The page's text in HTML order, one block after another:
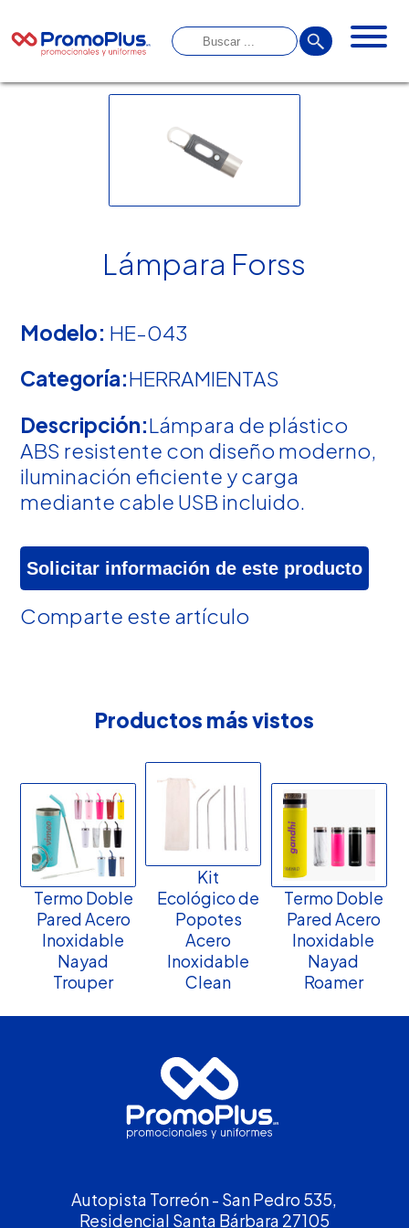
Lámpara Forss
Modelo: HE-043
Categoría:HERRAMIENTAS
Descripción:Lámpara de plástico
ABS resistente con diseño moderno,
iluminación eficiente y carga
mediante cable USB incluido.
Solicitar información de este producto
Comparte este artículo
Productos más vistos
Termo Doble
Pared Acero
Inoxidable
Nayad
Trouper
Kit
Ecológico de
Popotes
Acero
Inoxidable
Clean
Termo Doble
Pared Acero
Inoxidable
Nayad
Roamer
Autopista Torreón - San Pedro 535,
Residencial Santa Bárbara 27105